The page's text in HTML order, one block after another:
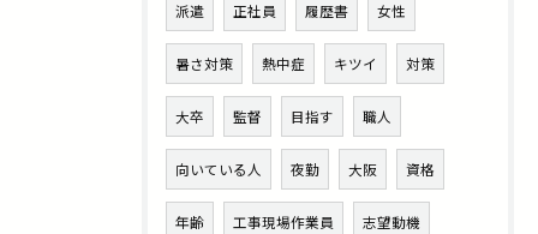
派遣 正社員 履歴書 女性
暑さ対策 熱中症 キツイ 対策
大卒 監督 目指す 職人
向いている人 夜勤 大阪 資格
年齢 工事現場作業員 志望動機